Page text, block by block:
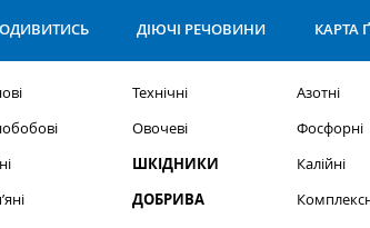
ДІЮЧІ РЕЧОВИНИ КАРТА
Технічні
Овочеві
ШКІДНИКИ
ДОБРИВА
Азотні
Фосфорні
Калійні